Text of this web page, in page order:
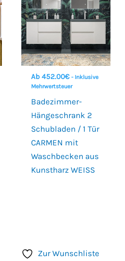
Ab 452.00€ - Inklusive
Mehrwertsteuer
Badezimmer-
Hängeschrank 2
Schubladen / 1 Tür
CARMEN mit
Waschbecken aus
Kunstharz WEISS
Zur Wunschliste